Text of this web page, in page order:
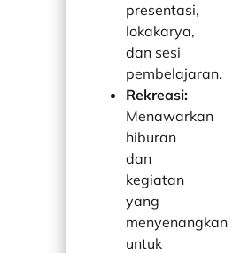
presentasi,
lokakarya,
dan sesi
pembelajaran.
Rekreasi:
Menawarkan
hiburan
dan
kegiatan
yang
menyenangkan
untuk